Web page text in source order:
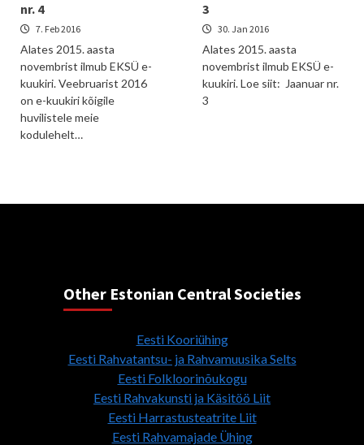
nr. 4
7. Feb 2016
Alates 2015. aasta
novembrist ilmub EKSÜ e-
kuukiri. Veebruarist 2016
on e-kuukiri kõigile
huvilistele meie
kodulehelt…
3
30. Jan 2016
Alates 2015. aasta
novembrist ilmub EKSÜ e-
kuukiri. Loe siit: Jaanuar nr.
3
Other Estonian Central Societies
Eesti Kooriühing
Eesti Rahvatantsu- ja Rahvamuusika Selts
Eesti Folkloorinõukogu
Eesti Rahvakunsti ja Käsitöö Liit
Eesti Harrastusteatrite Liit
Eesti Rahvamajade Ühing